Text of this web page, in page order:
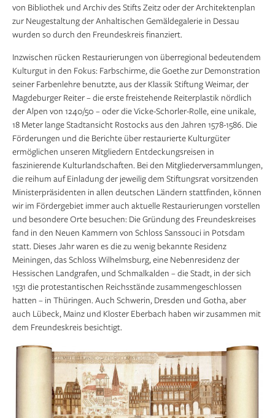
von Bibliothek und Archiv des Stifts Zeitz oder der Architektenplan
zur Neugestaltung der Anhaltischen Gemäldegalerie in Dessau
wurden so durch den Freundeskreis finanziert.
Inzwischen rücken Restaurierungen von überregional bedeutendem
Kulturgut in den Fokus: Farbschirme, die Goethe zur Demonstration
seiner Farbenlehre benutzte, aus der Klassik Stiftung Weimar, der
Magdeburger Reiter – die erste freistehende Reiterplastik nördlich
der Alpen von 1240/50 – oder die Vicke-Schorler-Rolle, eine unikale,
18 Meter lange Stadtansicht Rostocks aus den Jahren 1578-1586. Die
Förderungen und die Berichte über restaurierte Kulturgüter
ermöglichen unseren Mitgliedern Entdeckungsreisen in
faszinierende Kulturlandschaften. Bei den Mitgliederversammlungen,
die reihum auf Einladung der jeweilig dem Stiftungsrat vorsitzenden
Ministerpräsidenten in allen deutschen Ländern stattfinden, können
wir im Fördergebiet immer auch aktuelle Restaurierungen vorstellen
und besondere Orte besuchen: Die Gründung des Freundeskreises
fand in den Neuen Kammern von Schloss Sanssouci in Potsdam
statt. Dieses Jahr waren es die zu wenig bekannte Residenz
Meiningen, das Schloss Wilhelmsburg, eine Nebenresidenz der
Hessischen Landgrafen, und Schmalkalden – die Stadt, in der sich
1531 die protestantischen Reichsstände zusammengeschlossen
hatten – in Thüringen. Auch Schwerin, Dresden und Gotha, aber
auch Lübeck, Mainz und Kloster Eberbach haben wir zusammen mit
dem Freundeskreis besichtigt.